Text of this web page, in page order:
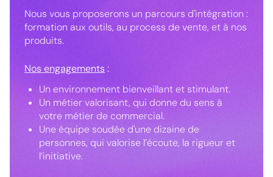
Nous vous proposerons un parcours d'intégration :
formation aux outils, au process de vente, et à nos
produits.
Nos engagements:
Un environnement bienveillant et stimulant.
Un métier valorisant, qui donne du sens à
votre métier de commercial.
Une équipe soudée d'une dizaine de
personnes, qui valorise l’écoute, la rigueur et
l’initiative.